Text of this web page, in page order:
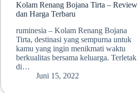
Kolam Renang Bojana Tirta – Review
dan Harga Terbaru
ruminesia – Kolam Renang Bojana
Tirta, destinasi yang sempurna untuk
kamu yang ingin menikmati waktu
berkualitas bersama keluarga. Terletak
di…
Juni 15, 2022